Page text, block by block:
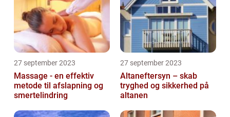
27 september 2023
Massage - en effektiv
metode til afslapning og
smertelindring
27 september 2023
Altaneftersyn – skab
tryghed og sikkerhed på
altanen